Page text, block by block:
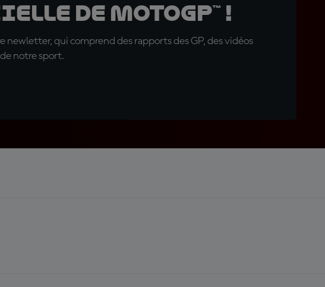
de MotoGP™ !
qui comprend des rapports des GP, des vidéos
notre sport.